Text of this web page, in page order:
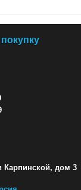
Карпинской, дом 3